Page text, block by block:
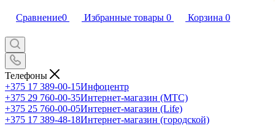
Сравнение0 Избранные товары 0 Корзина 0
Телефоны
+375 17 389-00-15Инфоцентр
+375 29 760-00-35Интернет-магазин (МТС)
+375 25 760-00-05Интернет-магазин (Life)
+375 17 389-48-18Интернет-магазин (городской)